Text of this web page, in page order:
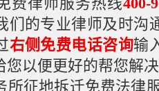
们的专业律师及时沟
右侧免费电话咨询输
您以便更好的帮您解
所征地拆迁免费法律